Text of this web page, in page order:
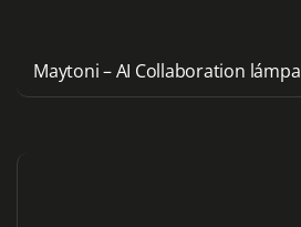
Maytoni – AI Collaboration lámpa